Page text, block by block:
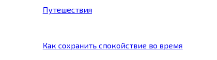
Путешествия
Как сохранить спокойствие во время